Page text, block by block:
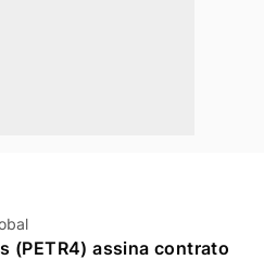
(PETR4) assina contrato